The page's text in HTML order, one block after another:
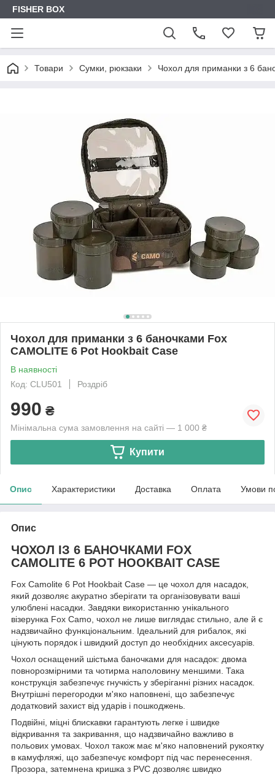
FISHER BOX
Товари Сумки, рюкзаки Чохол для приманки з 6
Чохол для приманки з 6 баночками Fox
CAMOLITE 6 Pot Hookbait Case
В наявності
Код: CLU501
Роздріб
990 ₴
Мінімальна сума замовлення на сайті — 1 000 ₴
Купити
Опис Характеристики Доставка Оплата Умови
Опис
ЧОХОЛ ІЗ 6 БАНОЧКАМИ FOX
CAMOLITE 6 POT HOOKBAIT CASE
Fox Camolite 6 Pot Hookbait Case — це чохол для насадок,
який дозволяє акуратно зберігати та організовувати ваші
улюблені насадки. Завдяки використанню унікального
візерунка Fox Camo, чохол не лише виглядає стильно, але й є
надзвичайно функціональним. Ідеальний для рибалок, які
цінують порядок і швидкий доступ до необхідних аксесуарів.
Чохол оснащений шістьма баночками для насадок: двома
повнорозмірними та чотирма наполовину меншими. Така
конструкція забезпечує гнучкість у зберіганні різних насадок.
Внутрішні перегородки м'яко наповнені, що забезпечує
додатковий захист від ударів і пошкоджень.
Подвійні, міцні блискавки гарантують легке і швидке
відкривання та закривання, що надзвичайно важливо в
польових умовах. Чохол також має м'яко наповнений рукоятку
в камуфляжі, що забезпечує комфорт під час перенесення.
Прозора, затемнена кришка з PVC дозволяє швидко